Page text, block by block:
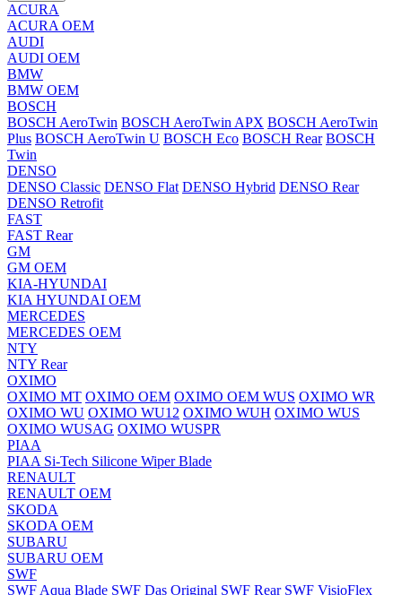
ACURA
ACURA OEM
AUDI
AUDI OEM
BMW
BMW OEM
BOSCH
BOSCH AeroTwin BOSCH AeroTwin APX BOSCH AeroTwin
Plus BOSCH AeroTwin U BOSCH Eco BOSCH Rear BOSCH
Twin
DENSO
DENSO Classic DENSO Flat DENSO Hybrid DENSO Rear
DENSO Retrofit
FAST
FAST Rear
GM
GM OEM
KIA-HYUNDAI
KIA HYUNDAI OEM
MERCEDES
MERCEDES OEM
NTY
NTY Rear
OXIMO
OXIMO MT OXIMO OEM OXIMO OEM WUS OXIMO WR
OXIMO WU OXIMO WU12 OXIMO WUH OXIMO WUS
OXIMO WUSAG OXIMO WUSPR
PIAA
PIAA Si-Tech Silicone Wiper Blade
RENAULT
RENAULT OEM
SKODA
SKODA OEM
SUBARU
SUBARU OEM
SWF
SWF Aqua Blade SWF Das Original SWF Rear SWF VisioFlex